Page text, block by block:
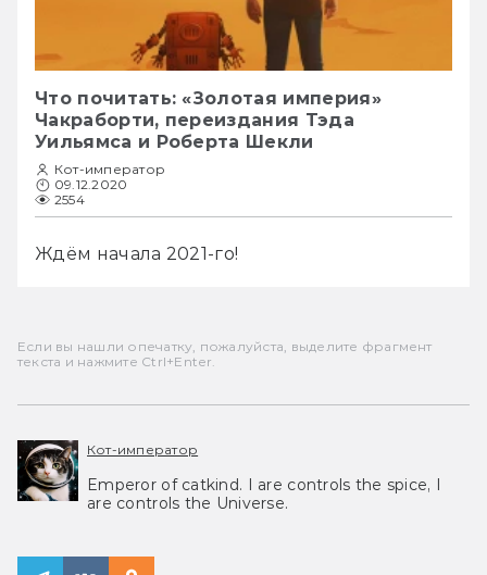
Что почитать: «Золотая империя»
Чакраборти, переиздания Тэда
Уильямса и Роберта Шекли
Кот-император
09.12.2020
2554
Ждём начала 2021-го!
Если вы нашли опечатку, пожалуйста, выделите фрагмент
текста и нажмите Ctrl+Enter.
Кот-император
Emperor of catkind. I are controls the spice, I
are controls the Universe.